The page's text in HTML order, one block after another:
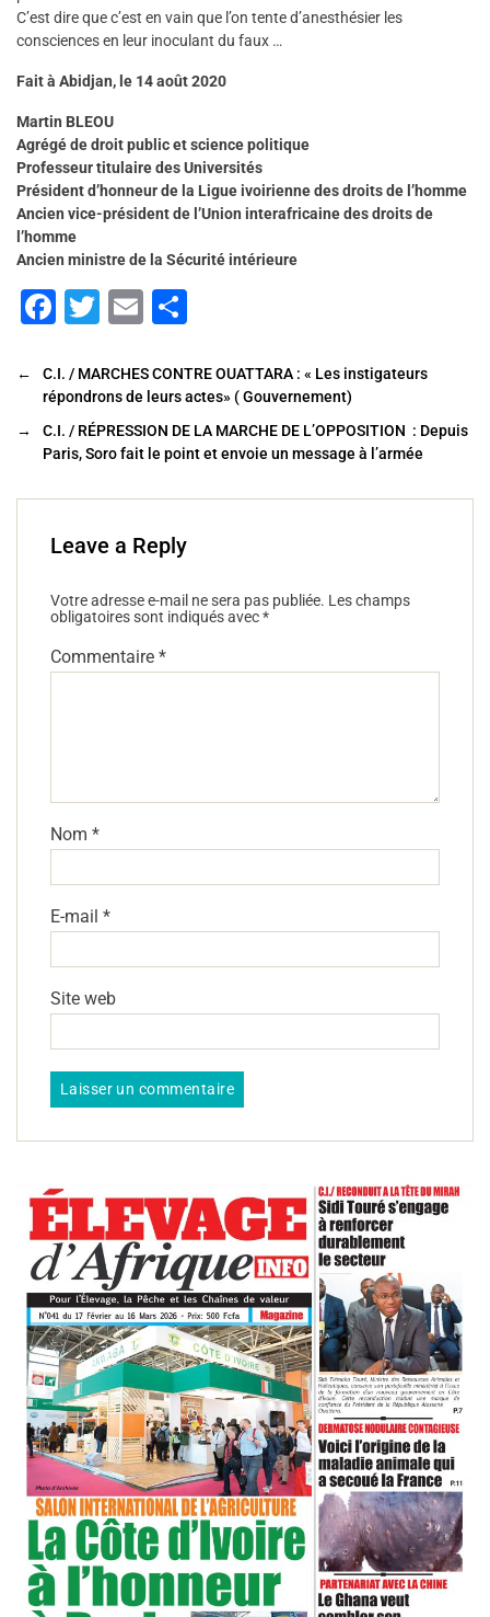
C’est dire que c’est en vain que l’on tente d’anesthésier les
consciences en leur inoculant du faux …
Fait à Abidjan, le 14 août 2020
Martin BLEOU
Agrégé de droit public et science politique
Professeur titulaire des Universités
Président d’honneur de la Ligue ivoirienne des droits de l’homme
Ancien vice-président de l’Union interafricaine des droits de
l’homme
Ancien ministre de la Sécurité intérieure
F
c
e
b
k
T
tt
er
E
ai
l
ta
g
er
←
C.I. / MARCHES CONTRE OUATTARA : « Les instigateurs
répondrons de leurs actes» ( Gouvernement)
→
C.I. / RÉPRESSION DE LA MARCHE DE L’OPPOSITION : Depuis
Paris, Soro fait le point et envoie un message à l’armée
Leave a Reply
Votre adresse e-mail ne sera pas publiée. Les champs
obligatoires sont indiqués avec*
Commentaire *
Nom *
E-mail *
Site web